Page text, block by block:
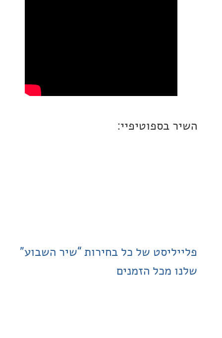
בספוטיפיי:
של כל בחירות “שיר השבוע”
מכל הזמנים